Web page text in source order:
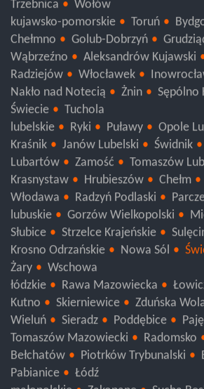
Trzebnica
Wołów
kujawsko-pomorskie
Toruń
Chełmno
Golub-Dobrzyń
Wąbrzeźno
Aleksandrów Kujawski
Radziejów
Włocławek
Nakło nad Notecią
Żnin
Sępólno
Świecie
Tuchola
lubelskie
Ryki Puławy Opole
Kraśnik
Janów Lubelski Świdnik
Lubartów
Zamość
Tomaszów
Krasnystaw
Hrubieszów Chełm
Włodawa
Radzyń Podlaski
lubuskie
Gorzów Wielkopolski
Słubice
Strzelce Krajeńskie
Krosno Odrzańskie
Nowa Sól
Żary
Wschowa
łódzkie
Rawa Mazowiecka
Kutno
Skierniewice Zduńska
Wieluń
Sieradz Poddębice
Tomaszów Mazowiecki
Radomsko
Bełchatów
Piotrków Trybunalski
Pabianice
Łódź